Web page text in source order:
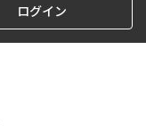
ログイン